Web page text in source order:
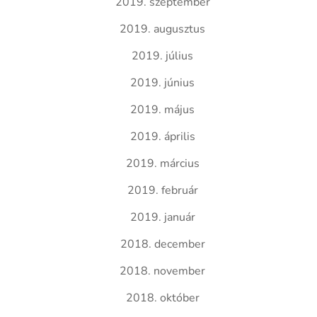
2019. augusztus
2019. július
2019. június
2019. május
2019. április
2019. március
2019. február
2019. január
2018. december
2018. november
2018. október